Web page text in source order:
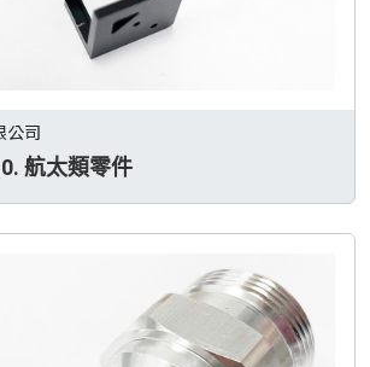
公司
航太類零件